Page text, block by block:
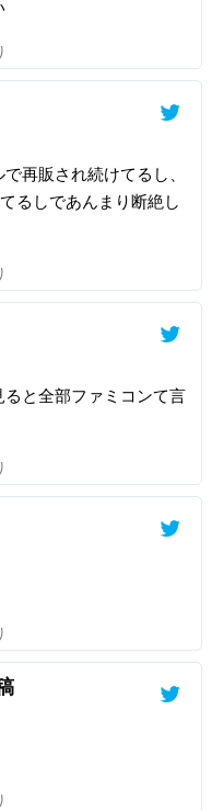
再販され続けてるし、
るしであんまり断絶し
と全部ファミコンて言